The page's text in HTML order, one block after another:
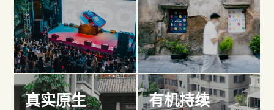
真实原生 有机持续